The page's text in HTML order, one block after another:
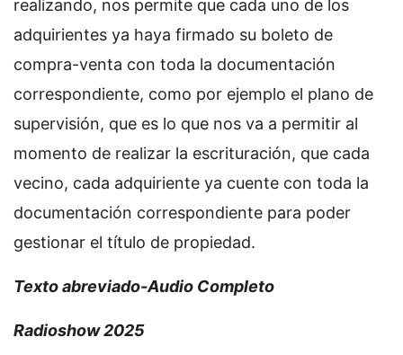
realizando, nos permite que cada uno de los
adquirientes ya haya firmado su boleto de
compra-venta con toda la documentación
correspondiente, como por ejemplo el plano de
supervisión, que es lo que nos va a permitir al
momento de realizar la escrituración, que cada
vecino, cada adquiriente ya cuente con toda la
documentación correspondiente para poder
gestionar el título de propiedad.
Texto abreviado-Audio Completo
Radioshow 2025